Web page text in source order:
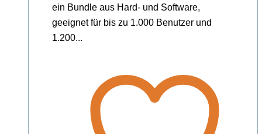
ein Bundle aus Hard- und Software,
geeignet für bis zu 1.000 Benutzer und
1.200...